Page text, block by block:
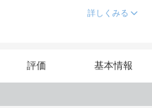
詳しくみる
評価 基本情報